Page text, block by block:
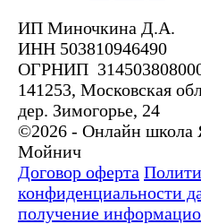
ИП Миночкина Д.А.
ИНН 503810946490
ОГРНИП
141253, Московская
дер. Зимогорье, 24
©2026 - Онлайн школа
Мойнич
Договор оферта
конфиденциальности
получение